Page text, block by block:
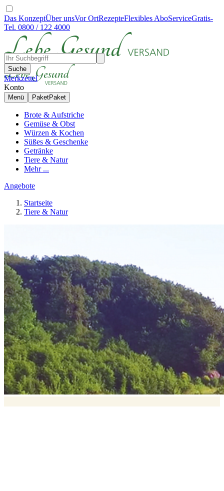
Das KonzeptÜber unsVor OrtRezepteFlexibles AboServiceGratis-
Tel. 0800 / 122 4000
Suche
Merkzettel
Konto
Menü PaketPaket
Brote & Aufstriche
Gemüse & Obst
Würzen & Kochen
Süßes & Geschenke
Getränke
Tiere & Natur
Mehr ...
Angebote
Startseite
Tiere & Natur